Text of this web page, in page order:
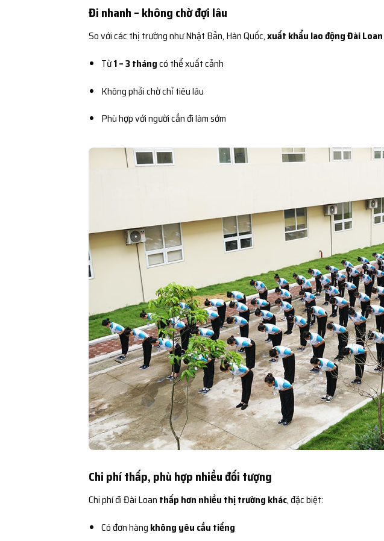
Đi nhanh – không chờ đợi lâu
So với các thị trường như Nhật Bản, Hàn Quốc,xuất khẩu lao động Đài Loan
Từ1 – 3 thángcó thể xuất cảnh
Không phải chờ chỉ tiêu lâu
Phù hợp với người cần đi làm sớm
Chi phí thấp, phù hợp nhiều đối tượng
Chi phí đi Đài Loan thấp hơn nhiều thị trường khác, đặc biệt:
Có đơn hàng không yêu cầu tiếng